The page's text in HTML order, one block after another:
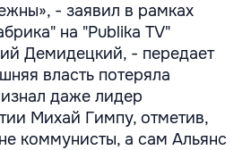
- заявил в рамках
на "Publika TV"
Демидецкий, - передает
власть потеряла
даже лидер
Михай Гимпу, отметив,
коммунисты, а сам Альянс